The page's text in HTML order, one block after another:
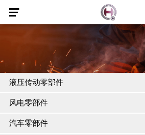
液压传动零部件
风电零部件
汽车零部件